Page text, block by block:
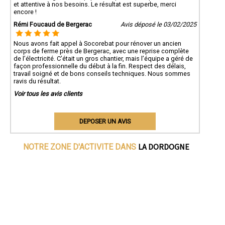
et attentive à nos besoins. Le résultat est superbe, merci
encore !
Rémi Foucaud de Bergerac
Avis déposé le 03/02/2025
Nous avons fait appel à Socorebat pour rénover un ancien
corps de ferme près de Bergerac, avec une reprise complète
de l’électricité. C’était un gros chantier, mais l’équipe a géré de
façon professionnelle du début à la fin. Respect des délais,
travail soigné et de bons conseils techniques. Nous sommes
ravis du résultat.
Voir tous les avis clients
DEPOSER UN AVIS
NOTRE ZONE D'ACTIVITE DANS LA DORDOGNE